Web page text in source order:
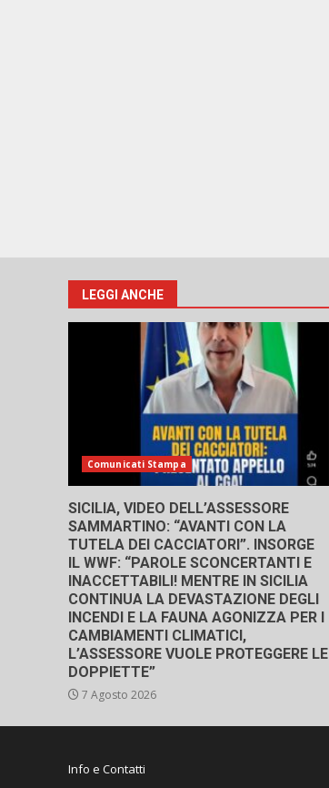
LEGGI ANCHE
Comunicati Stampa
SICILIA, VIDEO DELL’ASSESSORE
SAMMARTINO: “AVANTI CON LA
TUTELA DEI CACCIATORI”. INSORGE
IL WWF: “PAROLE SCONCERTANTI E
INACCETTABILI! MENTRE IN SICILIA
CONTINUA LA DEVASTAZIONE DEGLI
INCENDI E LA FAUNA AGONIZZA PER I
CAMBIAMENTI CLIMATICI,
L’ASSESSORE VUOLE PROTEGGERE LE
DOPPIETTE”
7 Agosto 2026
Info e Contatti